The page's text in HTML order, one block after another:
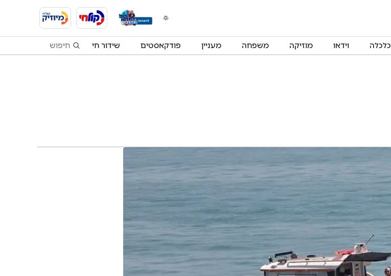
כלכלה וידאו מוזיקה משפחה מעניין פודקאסטים שידור חי